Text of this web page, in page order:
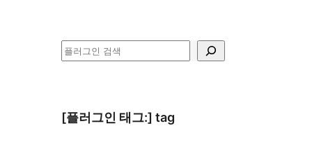
검
[플러그인 태그:] tag